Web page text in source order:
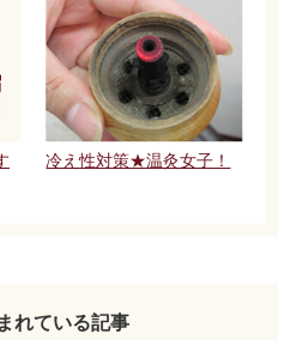
冷え性対策★温灸女子！
れている記事